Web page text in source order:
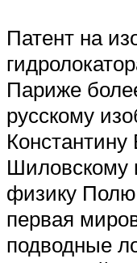
Патент на
Париже
русскому
Шиловскому
физику
первая
подводные